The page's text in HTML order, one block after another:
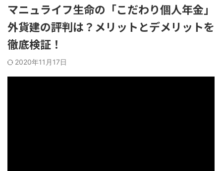
マニュライフ生命の「こだわり個人年金」
外貨建の評判は？メリットとデメリットを
徹底検証！
2020年11月17日